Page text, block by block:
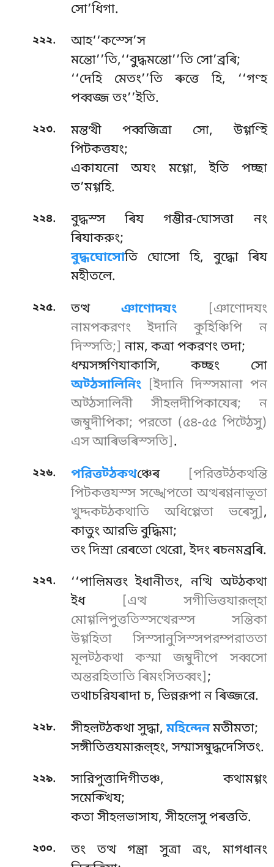
সো’ধিগা.
২২২.
আহ‘‘কস্সে’স
মন্তো’’তি,‘‘বুদ্ধমন্তো’’তি সো’ব্রৰি;
‘‘দেহি মেতং’’তি ৰুত্তে হি, ‘‘গণ্হ
পব্বজ্জ তং’’ইতি.
২২৩.
মন্তত্থী পব্বজিত্ৰা সো, উগ্গণ্হি
পিটকত্তযং;
একাযনো অযং মগ্গো, ইতি পচ্ছা
ত’মগ্গহি.
২২৪.
বুদ্ধস্স ৰিয গম্ভীর-ঘোসত্তা নং
ৰিযাকরুং;
বুদ্ধঘোসোতি ঘোসো হি, বুদ্ধো ৰিয
মহীতলে.
২২৫. তত্থ ঞাণোদযং
[ঞাণোদযং
নামপকরণং ইদানি কুহিঞ্চিপি ন
দিস্সতি;] নাম, কত্ৰা পকরণং তদা;
ধম্মসঙ্গণিযাকাসি, কচ্ছং সো
অট্ঠসালিনিং [ইদানি দিস্সমানা পন
অট্ঠসালিনী সীহল়দীপিকাযেৰ; ন
জম্বুদীপিকা; পরতো (৫৪-৫৫ পিট্ঠেসু)
এস আৰিভৰিস্সতি] .
২২৬. পরিত্তট্ঠকথঞ্চেৰ
[পরিত্তট্ঠকথন্তি
পিটকত্তযস্স সঙ্খেপতো অত্থৰণ্ণনাভূতা
খুদ্দকট্ঠকথাতি অধিপ্পেতা ভৰেসু] ,
কাতুং আরভি বুদ্ধিমা;
তং দিস্ৰা রেৰতো থেরো, ইদং ৰচনমব্রৰি.
২২৭.
‘‘পাল়িমত্তং ইধানীতং, নত্থি অট্ঠকথা
ইধ
[এত্থ সগীভিত্তযারূল়্হা
মোগ্গলিপুত্ততিস্সত্থেরস্স সন্তিকা
উগ্গহিতা সিস্সানুসিস্সপরম্পরাততা
মূলট্ঠকথা কস্মা জম্বুদীপে সব্বসো
অন্তরহিতাতি ৰিমংসিতব্বং] ;
তথাচরিযৰাদা চ, ভিন্নরূপা ন ৰিজ্জরে.
২২৮. সীহল়ট্ঠকথা সুদ্ধা,মহিন্দেনমতীমতা;
সঙ্গীতিত্তযমারূল়্হং, সম্মাসম্বুদ্ধদেসিতং.
২২৯.
সারিপুত্তাদিগীতঞ্চ, কথামগ্গং
সমেক্খিয;
কতা সীহল়ভাসায, সীহল়েসু পৰত্ততি.
২৩০.
তং তত্থ গন্ত্ৰা সুত্ৰা ত্ৰং, মাগধানং